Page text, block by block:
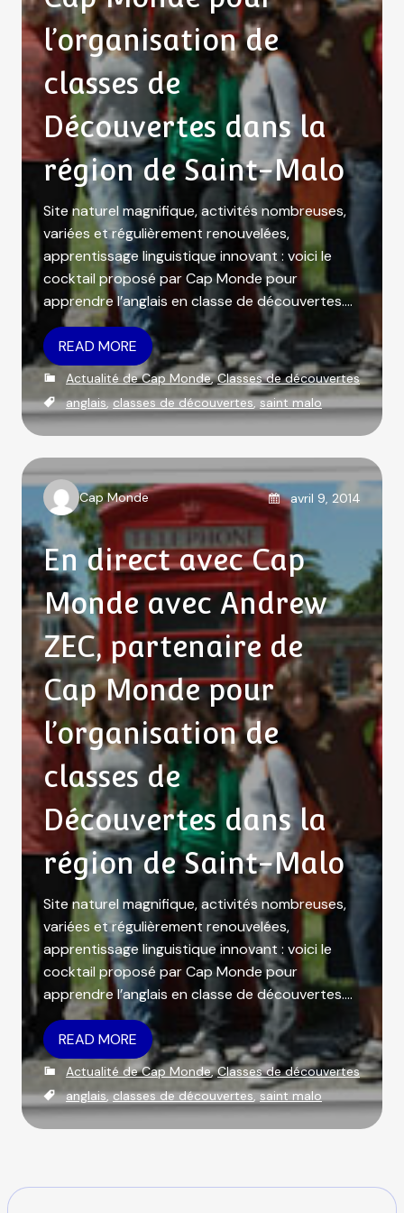
l’organisation de
classes de
Découvertes dans la
région de Saint-Malo
Site naturel magnifique, activités nombreuses,
variées et régulièrement renouvelées,
apprentissage linguistique innovant : voici le
cocktail proposé par Cap Monde pour
apprendre l’anglais en classe de découvertes….
READ MORE
C
a
t
o
r
e
s
Actualité de Cap Monde,Classes de découvertes
T
a
anglais,classes de découvertes,saint malo
A
u
t
h
o
r
Cap Monde Posted on
avril 9, 2014
En direct avec Cap
Monde avec Andrew
ZEC, partenaire de
Cap Monde pour
l’organisation de
classes de
Découvertes dans la
région de Saint-Malo
Site naturel magnifique, activités nombreuses,
variées et régulièrement renouvelées,
apprentissage linguistique innovant : voici le
cocktail proposé par Cap Monde pour
apprendre l’anglais en classe de découvertes….
READ MORE
C
a
t
Actualité de Cap Monde,Classes de découvertes
T
a
anglais,classes de découvertes,saint malo